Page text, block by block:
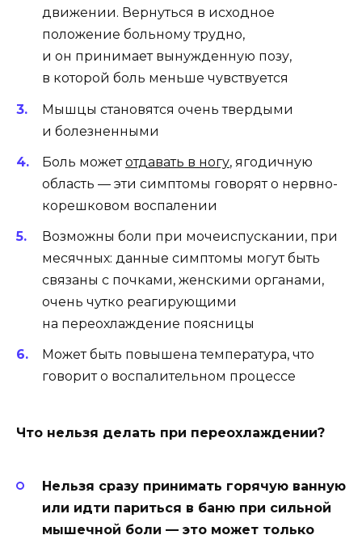
движении. Вернуться в исходное
положение больному трудно,
и он принимает вынужденную позу,
в которой боль меньше чувствуется
Мышцы становятся очень твердыми
и болезненными
Боль можетотдавать в ногу, ягодичную
область — эти симптомы говорят о нервно-
корешковом воспалении
Возможны боли при мочеиспускании, при
месячных: данные симптомы могут быть
связаны с почками, женскими органами,
очень чутко реагирующими
на переохлаждение поясницы
Может быть повышена температура, что
говорит о воспалительном процессе
Что нельзя делать при переохлаждении?
Нельзя сразу принимать горячую ванную
или идти париться в баню при сильной
мышечной боли — это может только